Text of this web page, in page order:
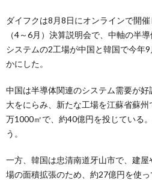
ダイフクは8月8日にオンラインで開
（4～6月）決算説明会で、中軸の半
システムの2工場が中国と韓国で今年
かにした。
中国は半導体関連のシステム需要が
大をにらみ、新たな工場を江蘇省蘇
万1000㎡で、約40億円を投じている
う。
一方、韓国は忠清南道牙山市で、建
場の面積拡張のため、約27億円を使